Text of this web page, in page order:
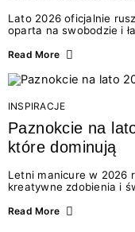
Lato 2026 oficjalnie
oparta na swobodzie i
doświadczenia wakacji
Motywem przewodnim
letnich momentów. Z
wyjątkowego: wielki
najgorętszych trendów
Read More
INSPIRACJE
Paznokcie na
które dominują
Letni manicure w 2026
kreatywne zdobienia i
zarówno
Read More